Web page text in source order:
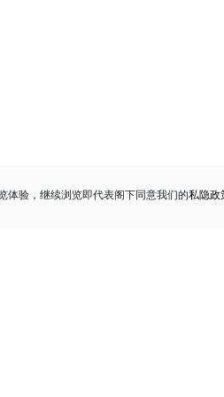
体验，继续浏览即代表阁下同意我们的私隐政